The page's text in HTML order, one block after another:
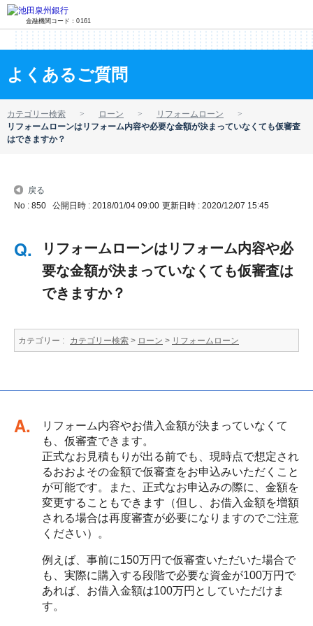
金融機関コード：0161
よくあるご質問
カテゴリー検索 ローン
リフォームローン
リフォームローンはリフォーム内容や必要な金額が決まっていなくても仮審査
はできますか？
戻る
No : 850 公開日時 : 2018/01/04 09:00 更新日時 : 2020/12/07 15:45
リフォームローンはリフォーム内容や必
要な金額が決まっていなくても仮審査は
できますか？
カテゴリー : カテゴリー検索 > ローン > リフォームローン
回答
リフォーム内容やお借入金額が決まっていなくて
も、仮審査できます。
正式なお見積もりが出る前でも、現時点で想定され
るおおよその金額で仮審査をお申込みいただくこと
が可能です。また、正式なお申込みの際に、金額を
変更することもできます（但し、お借入金額を増額
される場合は再度審査が必要になりますのでご注意
ください）。
例えば、事前に150万円で仮審査いただいた場合で
も、実際に購入する段階で必要な資金が100万円で
あれば、お借入金額は100万円としていただけま
す。